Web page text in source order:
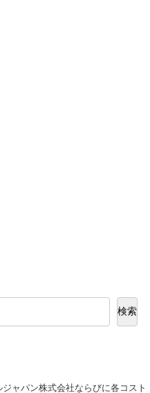
検索
ャパン株式会社ならびに各コスト